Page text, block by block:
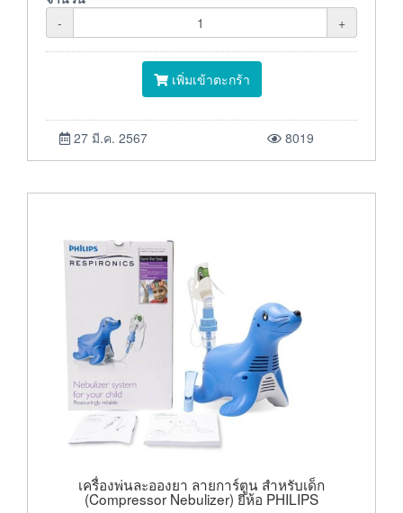
-
+
เพิ่มเข้าตะกร้า
27 มี.ค. 2567 8019
เครื่องพ่นละอองยา ลายการ์ตูน สำหรับเด็ก
(Compressor Nebulizer) ยี่ห้อ PHILIPS